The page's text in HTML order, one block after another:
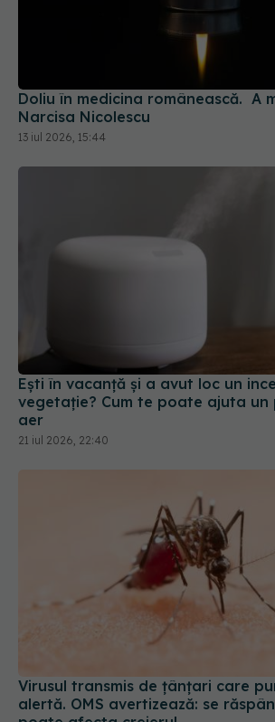
Doliu în medicina românească. A
13 iul 2026, 15:44
Ești în vacanță și a avut loc un
vegetație? Cum te poate ajuta un
aer
21 iul 2026, 22:40
Virusul transmis de țânțari care
poate afecta creierul
25 iul 2026, 16:00